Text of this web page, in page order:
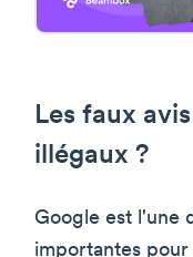
Les faux
illégaux ?
Google est l'une
importantes